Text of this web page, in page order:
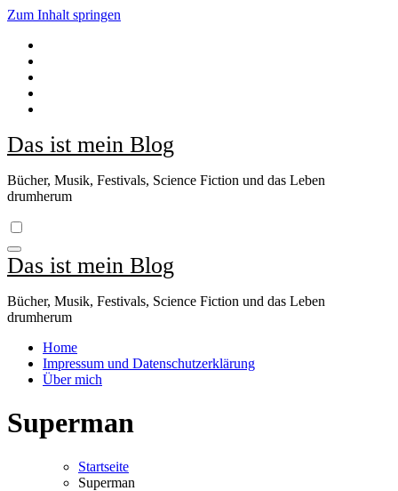
Zum Inhalt springen
Das ist mein Blog
Bücher, Musik, Festivals, Science Fiction und das Leben
drumherum
Das ist mein Blog
Bücher, Musik, Festivals, Science Fiction und das Leben
drumherum
Home
Impressum und Datenschutzerklärung
Über mich
Superman
Startseite
Superman